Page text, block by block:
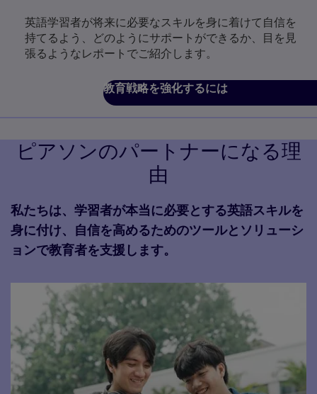
英語学習者が将来に必要なスキルを身に着けて自信を
持てるよう、どのようにサポートができるか、目を見
張るようなレポートでご紹介します。
教育戦略を強化するには
ピアソンのパートナーになる理
由
私たちは、学習者が本当に必要とする英語スキルを
身に付け、自信を高めるためのツールとソリューシ
ョンで教育者を支援します。